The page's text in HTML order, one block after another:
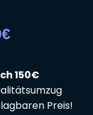
150€
Preis!